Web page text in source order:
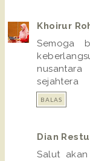
Khoirur
Semoga
sejahtera
BALAS
Dian
Salut